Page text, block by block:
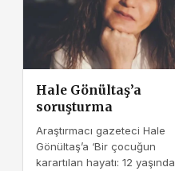
Hale Gönültaş’a
soruşturma
Araştırmacı gazeteci Hale
Gönültaş’a ‘Bir çocuğun
karartılan hayatı: 12 yaşında